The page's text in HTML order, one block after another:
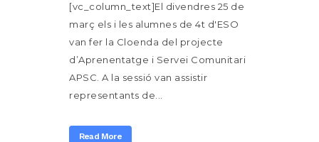
[vc_column_text]El divendres 25 de
març els i les alumnes de 4t d'ESO
van fer la Cloenda del projecte
d’Aprenentatge i Servei Comunitari
APSC. A la sessió van assistir
representants de...
Read More